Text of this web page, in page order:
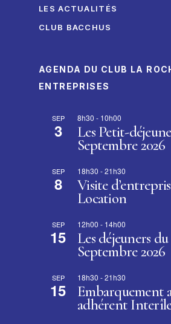
LES ACTUALITÉS
CLUB BACCHUS
AGENDA DU CLUB LA
ENTREPRISES
SEP
3
8h30 - 10h00
Les Petit-
Septembre 2026
SEP
8
18h30 -21h30
Visite
Location
SEP
15
12h00 - 14h00
Les déjeuners
Septembre 2026
SEP
15
18h30 -21h30
Embarquement
adhérent